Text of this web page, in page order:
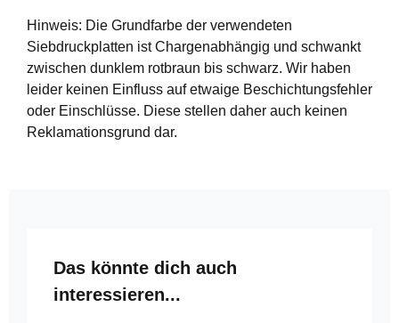
Hinweis: Die Grundfarbe der verwendeten
Siebdruckplatten ist Chargenabhängig und schwankt
zwischen dunklem rotbraun bis schwarz. Wir haben
leider keinen Einfluss auf etwaige Beschichtungsfehler
oder Einschlüsse. Diese stellen daher auch keinen
Reklamationsgrund dar.
Produktgalerie überspringen
Das könnte dich auch
interessieren...